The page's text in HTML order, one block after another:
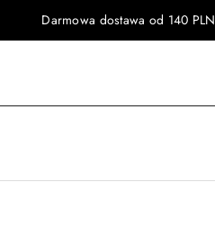
Darmowa dostawa od 140 PLN